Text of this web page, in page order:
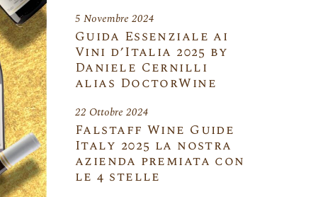
Guida Essenziale ai
Vini d’Italia 2025 by
Daniele Cernilli
alias DoctorWine
5 Novembre 2024
Falstaff Wine Guide
Italy 2025 la nostra
azienda premiata con
le 4 stelle
22 Ottobre 2024